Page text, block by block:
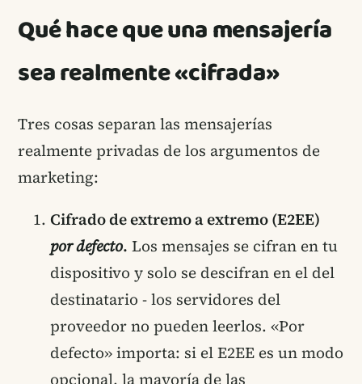
Qué hace que una mensajería
sea realmente «cifrada»
Tres cosas separan las mensajerías
realmente privadas de los argumentos de
marketing:
Cifrado de extremo a extremo (E2EE)
por defecto. Los mensajes se cifran en tu
dispositivo y solo se descifran en el del
destinatario - los servidores del
proveedor no pueden leerlos. «Por
defecto» importa: si el E2EE es un modo
opcional, la mayoría de las